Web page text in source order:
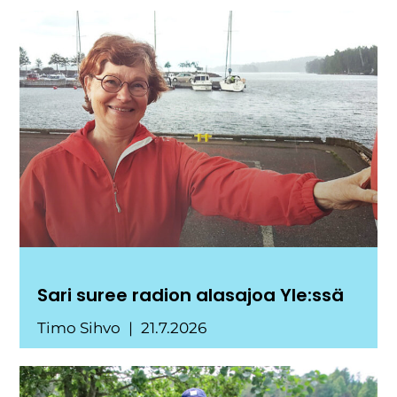
Sari suree radion alasajoa Yle:ssä
Timo Sihvo 21.7.2026